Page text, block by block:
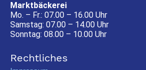
Marktbäckerei
Mo. – Fr.: 07.00 – 16.00 Uhr
Samstag: 07.00 – 14.00 Uhr
Sonntag: 08.00 – 10.00 Uhr
Rechtliches